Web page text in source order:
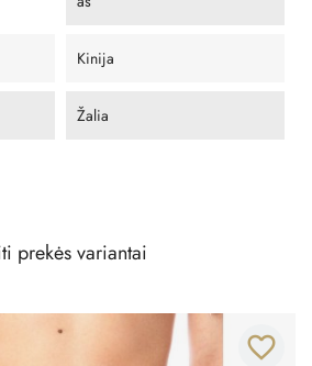
Kinija
Žalia
prekės variantai
favorite_border